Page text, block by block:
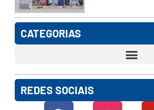
CATEGORIAS
REDES SOCIAIS